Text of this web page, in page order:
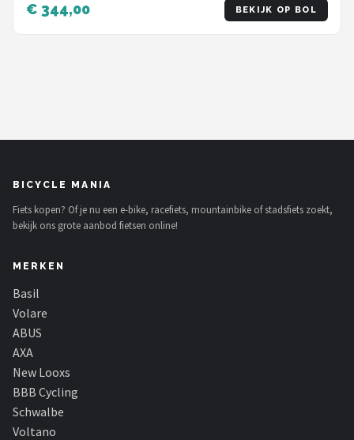
€ 344,00 BEKIJK OP BOL
BICYCLE MANIA
Fiets kopen? Of je nu een e-bike, racefiets, mountainbike of stadsfiets zoekt,
bekijk ons grote aanbod fietsen online!
MERKEN
Basil
Volare
ABUS
AXA
New Looxs
BBB Cycling
Schwalbe
Voltano